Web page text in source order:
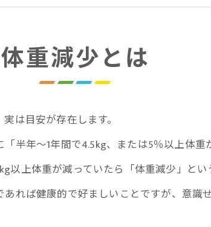
体重減少とは
は目安が存在します。
半年～1年間で4.5kg、または5％以上体重
上体重が減っていたら「体重減少」とい
れば健康的で好ましいことですが、意識